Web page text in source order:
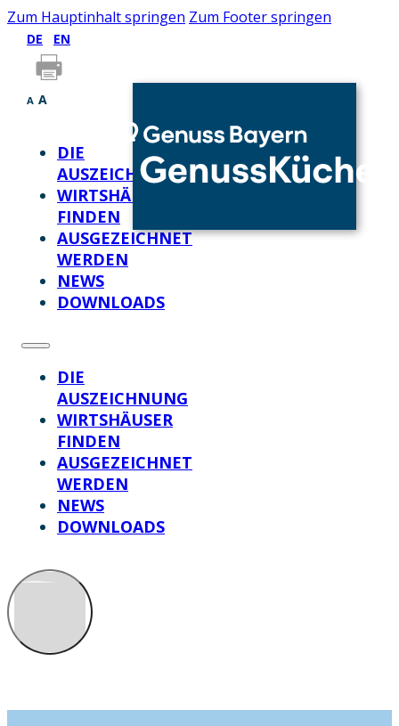
Zum Hauptinhalt springen Zum Footer springen
DE EN
A A
DIE
AUSZEICHNUNG
WIRTSHÄUSER
FINDEN
AUSGEZEICHNET
WERDEN
NEWS
DOWNLOADS
DIE
AUSZEICHNUNG
WIRTSHÄUSER
FINDEN
AUSGEZEICHNET
WERDEN
NEWS
DOWNLOADS